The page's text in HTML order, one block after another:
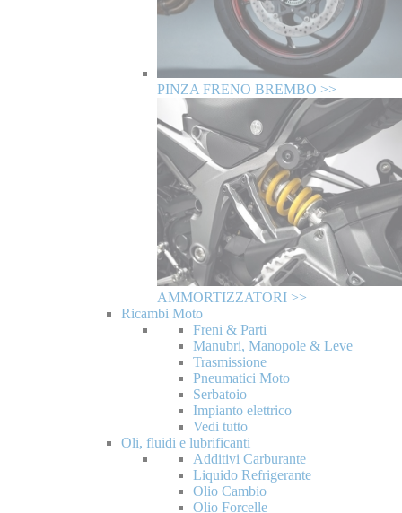
PINZA FRENO BREMBO >>
AMMORTIZZATORI >>
Ricambi Moto
Freni & Parti
Manubri, Manopole & Leve
Trasmissione
Pneumatici Moto
Serbatoio
Impianto elettrico
Vedi tutto
Oli, fluidi e lubrificanti
Additivi Carburante
Liquido Refrigerante
Olio Cambio
Olio Forcelle